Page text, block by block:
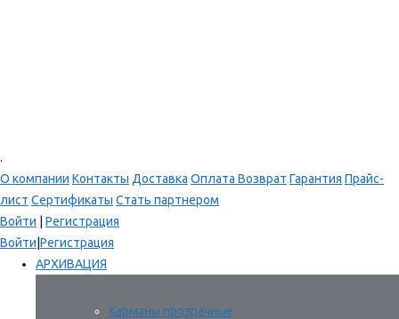
.
О компании Контакты Доставка Оплата Возврат Гарантия Прайс-
лист Сертификаты Стать партнером
Войти
Регистрация
Войти Регистрация
АРХИВАЦИЯ
Карманы прозрачные